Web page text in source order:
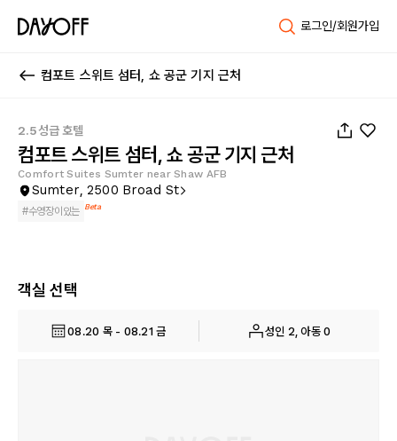
로그인/회원가입
컴포트 스위트 섬터, 쇼 공군 기지 근처
2.5성급 호텔
컴포트 스위트 섬터, 쇼 공군 기지 근처
Comfort Suites Sumter near Shaw AFB
Sumter, 2500 Broad St
#수영장이있는 Beta
객실 선택
08.20 목 - 08.21 금 성인 2, 아동 0